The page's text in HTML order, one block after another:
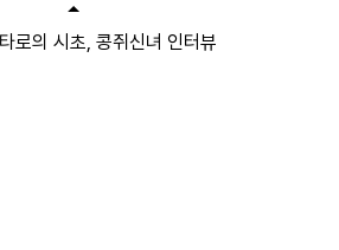
로의 시초, 콩쥐신녀 인터뷰